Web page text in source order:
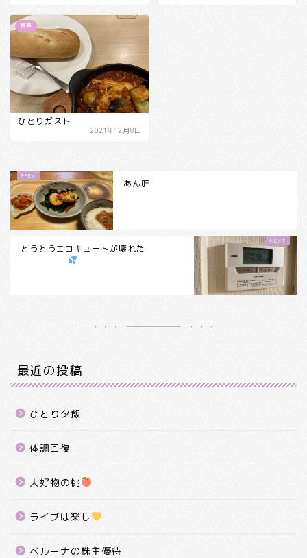
食事
ひとりガスト
2021年12月8日
あん肝
とうとうエコキュートが壊れた
最近の投稿
ひとり夕飯
体調回復
大好物の桃
ライブは楽し
ベルーナの株主優待